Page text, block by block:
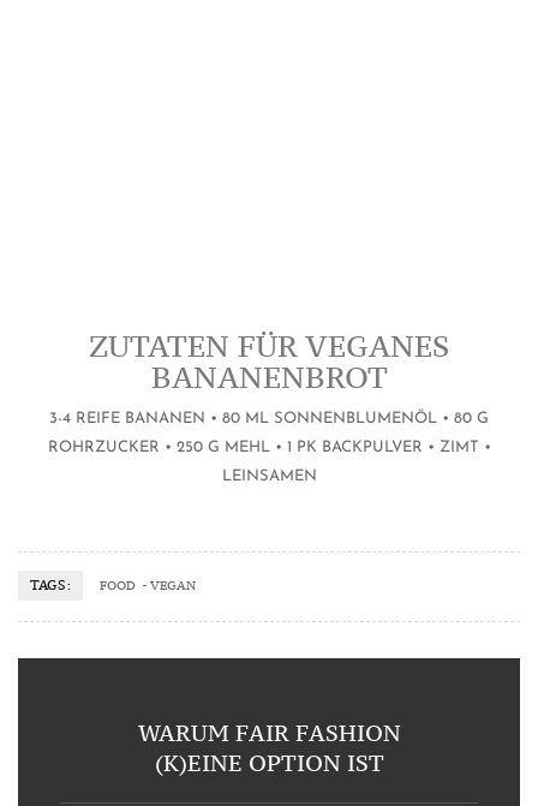
ZUTATEN FÜR VEGANES
BANANENBROT
3-4 REIFE BANANEN • 80 ML SONNENBLUMENÖL • 80 G
ROHRZUCKER • 250 G MEHL • 1 PK BACKPULVER • ZIMT •
LEINSAMEN
TAGS: FOOD VEGAN
WARUM FAIR FASHION
(K)EINE OPTION IST